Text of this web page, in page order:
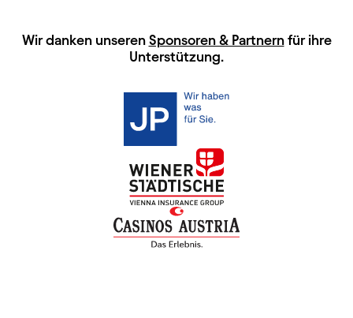
HAUPTSPONSOREN
Wir danken unseren Sponsoren & Partnernfür ihre
Unterstützung.